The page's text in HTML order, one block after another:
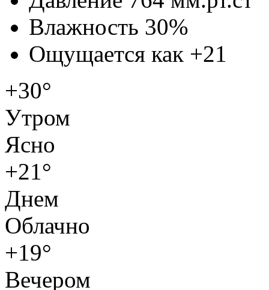
Влажность 30%
Ощущается как +21
+30°
Утром
Ясно
+21°
Днем
Облачно
+19°
Вечером